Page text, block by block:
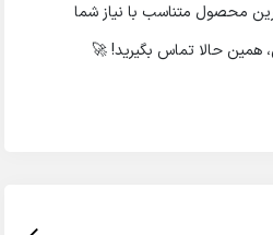
محصول متناسب با نیاز شما
حالا تماس بگیرید! 🚀